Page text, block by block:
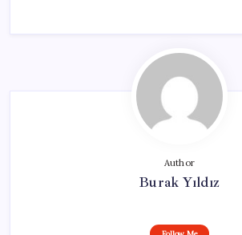
Author
Burak Yıldız